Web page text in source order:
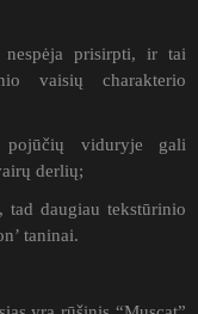
nespėja prisirpti, ir tai
vaisių charakterio
pojūčių viduryje gali
derlių;
tad daugiau tekstūrinio
taninai.